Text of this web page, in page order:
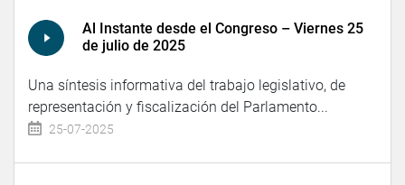
Al Instante desde el Congreso – Viernes 25
de julio de 2025
Una síntesis informativa del trabajo legislativo, de
representación y fiscalización del Parlamento...
25-07-2025